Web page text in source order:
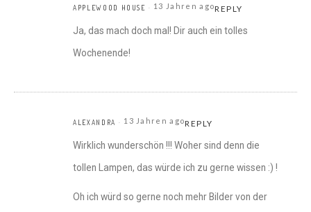
APPLEWOOD HOUSE 13 Jahren agoREPLY
Ja, das mach doch mal! Dir auch ein tolles
Wochenende!
ALEXANDRA 13 Jahren agoREPLY
Wirklich wunderschön !!! Woher sind denn die
tollen Lampen, das würde ich zu gerne wissen :) !
Oh ich würd so gerne noch mehr Bilder von der